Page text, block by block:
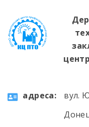
aдресa:
вул.